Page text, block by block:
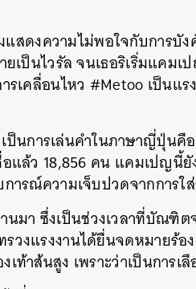
สดงความไม่พอใจกับการบั
ยเป็นไวรัล จนเธอริเริ่มแค
รเคลื่อนไหว #Metoo เป็นแ
นการเล่นคำในภาษาญี่ปุ่นคื
แล้ว 18,856 คน แคมเปญนี้
ารณ์ความเจ็บปวดจากการใ
มา ซึ่งเป็นช่วงเวลาที่บัณฑิต
วงแรงงานได้ยื่นจดหมายร้อ
ท้าส้นสูง เพราะว่าเป็นการ